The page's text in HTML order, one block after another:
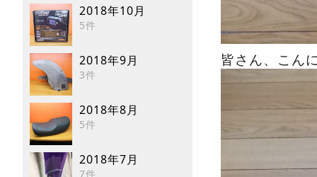
2018年10月
5件
2018年9月
3件
2018年8月
5件
2018年7月
7件
皆さん、こん